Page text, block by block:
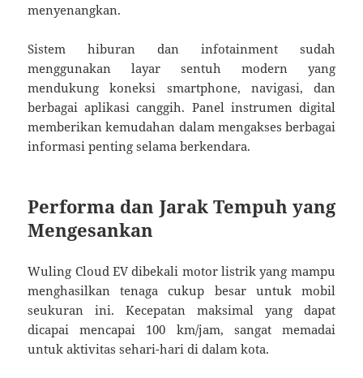
menyenangkan.
Sistem hiburan dan infotainment sudah
menggunakan layar sentuh modern yang
mendukung koneksi smartphone, navigasi, dan
berbagai aplikasi canggih. Panel instrumen digital
memberikan kemudahan dalam mengakses berbagai
informasi penting selama berkendara.
Performa dan Jarak Tempuh yang
Mengesankan
Wuling Cloud EV dibekali motor listrik yang mampu
menghasilkan tenaga cukup besar untuk mobil
seukuran ini. Kecepatan maksimal yang dapat
dicapai mencapai 100 km/jam, sangat memadai
untuk aktivitas sehari-hari di dalam kota.